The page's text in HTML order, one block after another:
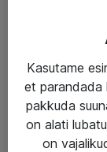
Haldusteenused
Garantii
Turva- ja
Kasutame
et parandada
pakkuda
on alati
on